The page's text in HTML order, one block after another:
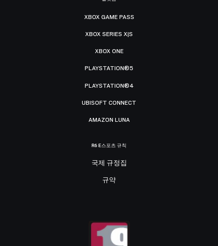
XBOX GAME PASS
XBOX SERIES X|S
XBOX ONE
PLAYSTATION®5
PLAYSTATION®4
UBISOFT CONNECT
AMAZON LUNA
R6 E스포츠 규칙
국제 규정집
규약